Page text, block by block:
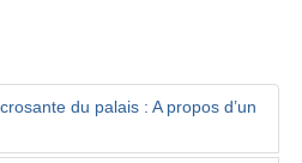
du palais : A propos d’un